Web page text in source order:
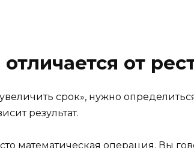
от
срок», нужно
результат.
математическая операция. Вы